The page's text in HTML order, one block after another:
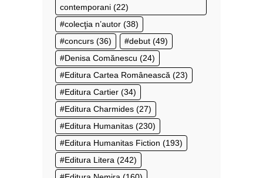
contemporani (22)
colecţia n’autor (38)
concurs (36) debut (49)
Denisa Comănescu (24)
Editura Cartea Românească (23)
Editura Cartier (34)
Editura Charmides (27)
Editura Humanitas (230)
Editura Humanitas Fiction (193)
Editura Litera (242)